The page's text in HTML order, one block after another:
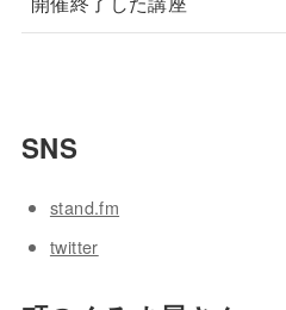
SNS
stand.fm
twitter